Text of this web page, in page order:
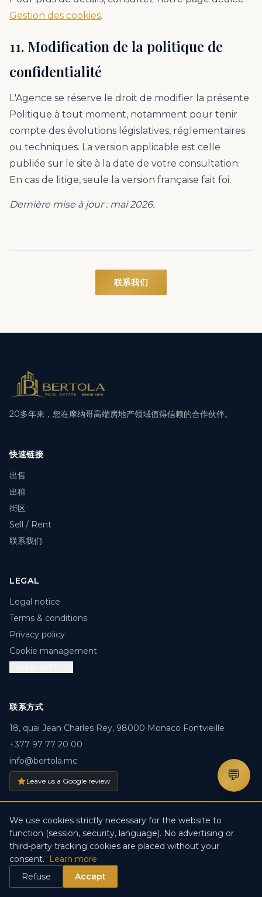
Gestion des cookies.
11. Modification de la politique de
confidentialité
L'Agence se réserve le droit de modifier la présente
Politique à tout moment, notamment pour tenir
compte des évolutions législatives, réglementaires
ou techniques. La version applicable est celle
publiée sur le site à la date de votre consultation.
En cas de litige, seule la version française fait foi.
Dernière mise à jour : mai 2026.
联系我们
20多年来，您在摩纳哥高端房地产领域值得信赖的合作伙伴。
快速链接
出售
出租
街区
Sell / Rent
联系我们
LEGAL
Legal notice
Terms & conditions
Privacy policy
Cookie management
联系方式
18, quai Jean Charles Rey, 98000 Monaco Fontvieille
+377 97 77 20 00
info@bertola.mc
Leave us a Google review
© 2026 BERTOLA.MC. 版权所有。 · Créé parDDV IT-
We use cookies strictly necessary for the website to
function (session, security, language). No advertising or
third-party tracking cookies are placed without your
consent.
Learn more
Refuse
Accept
💬